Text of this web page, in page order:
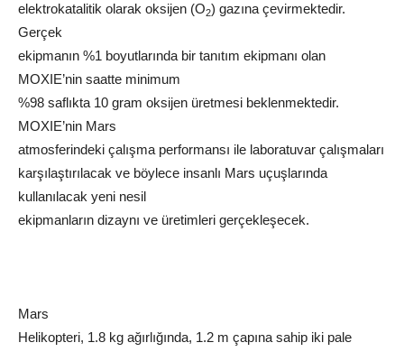
elektrokatalitik olarak oksijen (O2) gazına çevirmektedir.
Gerçek
ekipmanın %1 boyutlarında bir tanıtım ekipmanı olan
MOXIE’nin saatte minimum
%98 saflıkta 10 gram oksijen üretmesi beklenmektedir.
MOXIE’nin Mars
atmosferindeki çalışma performansı ile laboratuvar çalışmaları
karşılaştırılacak ve böylece insanlı Mars uçuşlarında
kullanılacak yeni nesil
ekipmanların dizaynı ve üretimleri gerçekleşecek.
Mars
Helikopteri, 1.8 kg ağırlığında, 1.2 m çapına sahip iki pale